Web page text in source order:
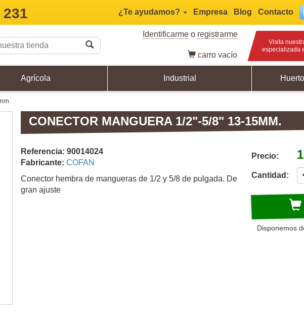
231 ¿Te ayudamos? Empresa Blog Contacto
Identificarmeo registrarme
carro vacío
Visita
especializada
Agrícola Industrial
CONECTOR MANGUERA 1/2"-5/8" 13-15MM.
Precio:
Cantidad:
Disponemos
Referencia: 90014024
Fabricante: COFAN
Conector hembra de mangueras de 1/2 y 5/8 de pulgada. De
gran ajuste